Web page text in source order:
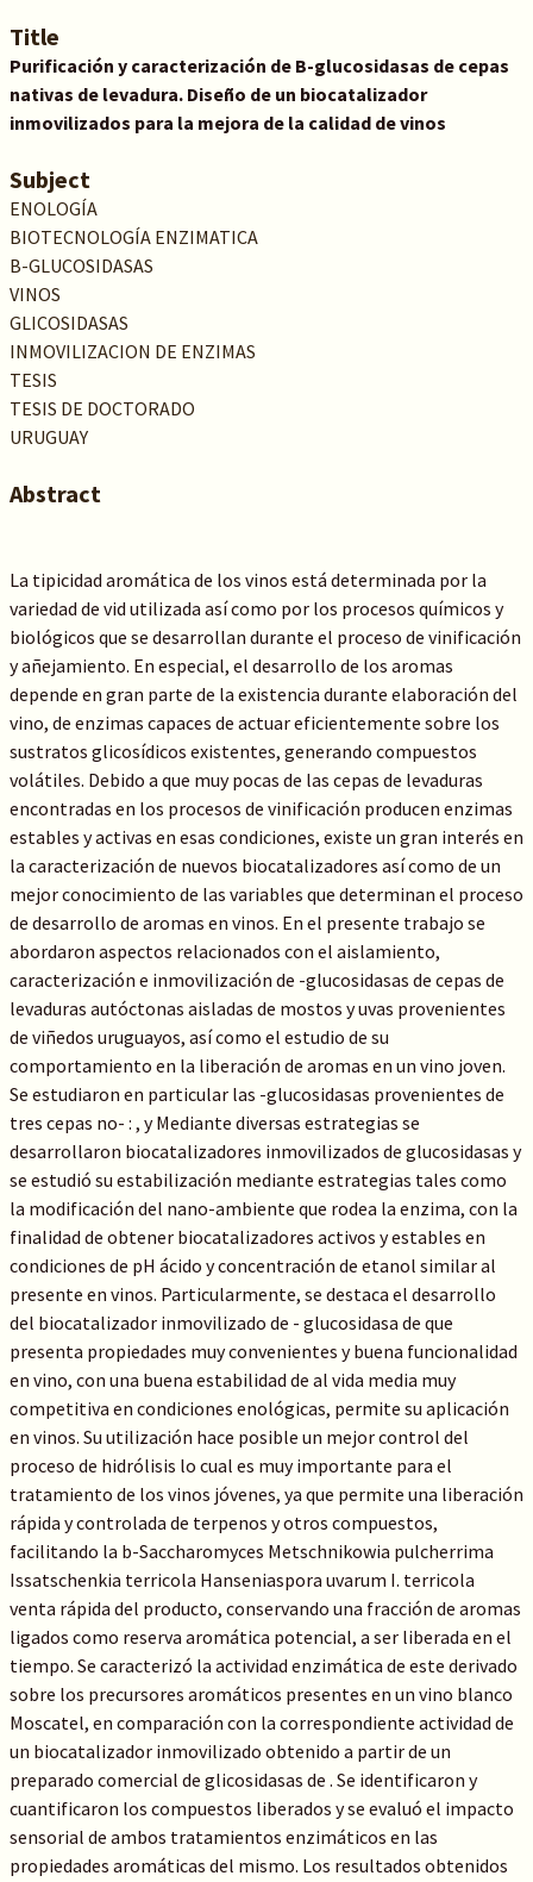
Title
Purificación y caracterización de B-glucosidasas de cepas
nativas de levadura. Diseño de un biocatalizador
inmovilizados para la mejora de la calidad de vinos
Subject
ENOLOGÍA
BIOTECNOLOGÍA ENZIMATICA
B-GLUCOSIDASAS
VINOS
GLICOSIDASAS
INMOVILIZACION DE ENZIMAS
TESIS
TESIS DE DOCTORADO
URUGUAY
Abstract
La tipicidad aromática de los vinos está determinada por la
variedad de vid utilizada así como por los procesos químicos y
biológicos que se desarrollan durante el proceso de vinificación
y añejamiento. En especial, el desarrollo de los aromas
depende en gran parte de la existencia durante elaboración del
vino, de enzimas capaces de actuar eficientemente sobre los
sustratos glicosídicos existentes, generando compuestos
volátiles. Debido a que muy pocas de las cepas de levaduras
encontradas en los procesos de vinificación producen enzimas
estables y activas en esas condiciones, existe un gran interés en
la caracterización de nuevos biocatalizadores así como de un
mejor conocimiento de las variables que determinan el proceso
de desarrollo de aromas en vinos. En el presente trabajo se
abordaron aspectos relacionados con el aislamiento,
caracterización e inmovilización de -glucosidasas de cepas de
levaduras autóctonas aisladas de mostos y uvas provenientes
de viñedos uruguayos, así como el estudio de su
comportamiento en la liberación de aromas en un vino joven.
Se estudiaron en particular las -glucosidasas provenientes de
tres cepas no- : , y Mediante diversas estrategias se
desarrollaron biocatalizadores inmovilizados de glucosidasas y
se estudió su estabilización mediante estrategias tales como
la modificación del nano-ambiente que rodea la enzima, con la
finalidad de obtener biocatalizadores activos y estables en
condiciones de pH ácido y concentración de etanol similar al
presente en vinos. Particularmente, se destaca el desarrollo
del biocatalizador inmovilizado de - glucosidasa de que
presenta propiedades muy convenientes y buena funcionalidad
en vino, con una buena estabilidad de al vida media muy
competitiva en condiciones enológicas, permite su aplicación
en vinos. Su utilización hace posible un mejor control del
proceso de hidrólisis lo cual es muy importante para el
tratamiento de los vinos jóvenes, ya que permite una liberación
rápida y controlada de terpenos y otros compuestos,
facilitando la b-Saccharomyces Metschnikowia pulcherrima
Issatschenkia terricola Hanseniaspora uvarum I. terricola
venta rápida del producto, conservando una fracción de aromas
ligados como reserva aromática potencial, a ser liberada en el
tiempo. Se caracterizó la actividad enzimática de este derivado
sobre los precursores aromáticos presentes en un vino blanco
Moscatel, en comparación con la correspondiente actividad de
un biocatalizador inmovilizado obtenido a partir de un
preparado comercial de glicosidasas de . Se identificaron y
cuantificaron los compuestos liberados y se evaluó el impacto
sensorial de ambos tratamientos enzimáticos en las
propiedades aromáticas del mismo. Los resultados obtenidos